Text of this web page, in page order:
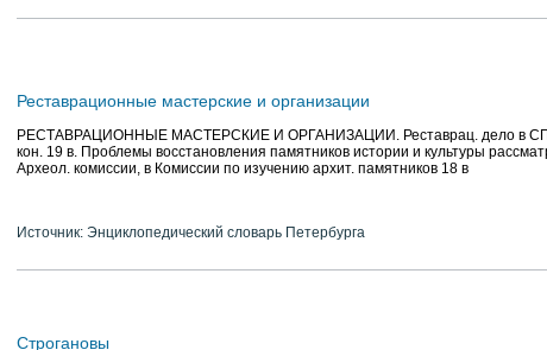
Реставрационные мастерские и организации
РЕСТАВРАЦИОННЫЕ МАСТЕРСКИЕ И ОРГАНИЗАЦИИ. Реставрац. дело в
кон. 19 в. Проблемы восстановления памятников истории и культуры
Археол. комиссии, в Комиссии по изучению архит. памятников 18 в
Источник: Энциклопедический словарь Петербурга
Строгановы